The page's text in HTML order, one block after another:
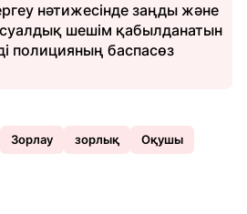
нәтижесінде заңды және
шешім қабылданатын
полицияның баспасөз
Зорлау зорлық
Оқушы